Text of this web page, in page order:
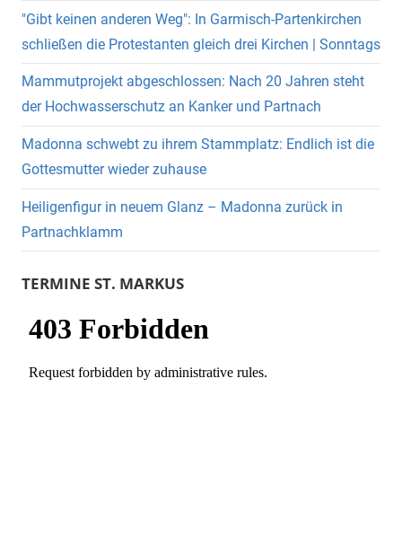
"Gibt keinen anderen Weg": In Garmisch-Partenkirchen
schließen die Protestanten gleich drei Kirchen | Sonntags
Mammutprojekt abgeschlossen: Nach 20 Jahren steht
der Hochwasserschutz an Kanker und Partnach
Madonna schwebt zu ihrem Stammplatz: Endlich ist die
Gottesmutter wieder zuhause
Heiligenfigur in neuem Glanz – Madonna zurück in
Partnachklamm
TERMINE ST. MARKUS